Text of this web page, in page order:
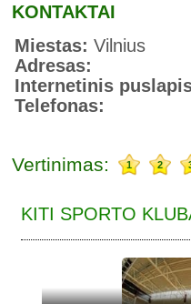
KONTAKTAI
Miestas:Vilnius
Adresas:
Internetinis
Telefonas:
Vertinimas: 1 2
KITI SPORTO